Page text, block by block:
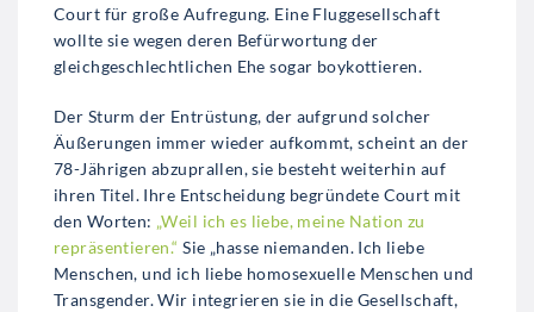
Court für große Aufregung. Eine Fluggesellschaft
wollte sie wegen deren Befürwortung der
gleichgeschlechtlichen Ehe sogar boykottieren.
Der Sturm der Entrüstung, der aufgrund solcher
Äußerungen immer wieder aufkommt, scheint an der
78-Jährigen abzuprallen, sie besteht weiterhin auf
ihren Titel. Ihre Entscheidung begründete Court mit
den Worten: „Weil ich es liebe, meine Nation zu
repräsentieren.“ Sie „hasse niemanden. Ich liebe
Menschen, und ich liebe homosexuelle Menschen und
Transgender. Wir integrieren sie in die Gesellschaft,